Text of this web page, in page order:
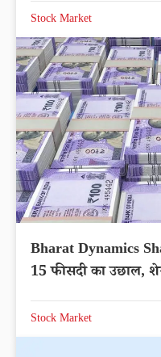
Stock Market
Bharat Dynamics
15 फीसदी का उछाल,
Stock Market